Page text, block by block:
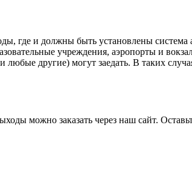
где и должны быть установлены
учреждения, аэропорты и
другие) могут заедать. В таких
можно заказать через наш сайт.